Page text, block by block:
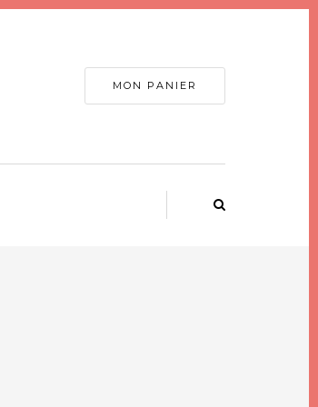
MON PANIER